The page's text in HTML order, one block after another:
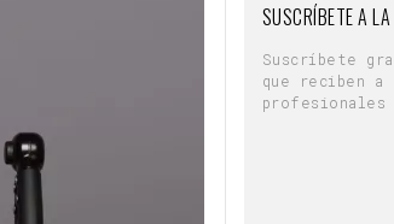
SUSCRÍBETE A
Suscríbete
que reciben a